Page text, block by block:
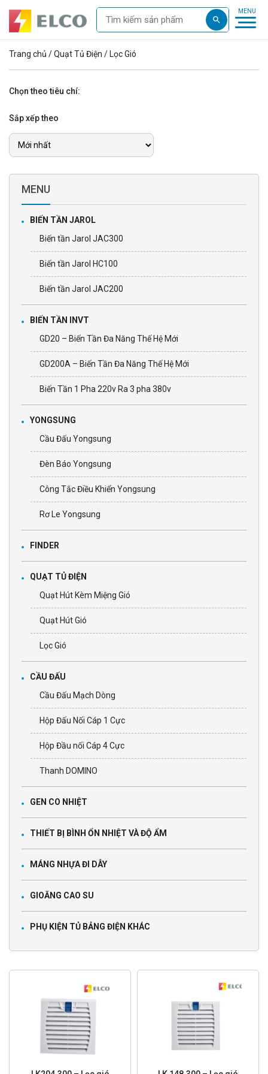
Trang chủ /Quạt Tủ Điện / Lọc Gió
Chọn theo tiêu chí:
Sắp xếp theo
MENU
BIẾN TẦN JAROL
Biến tần Jarol JAC300
Biến tần Jarol HC100
Biến tần Jarol JAC200
BIẾN TẦN INVT
GD20 – Biến Tần Đa Năng Thế Hệ Mới
GD200A – Biến Tần Đa Năng Thế Hệ Mới
Biến Tần 1 Pha 220v Ra 3 pha 380v
YONGSUNG
Cầu Đấu Yongsung
Đèn Báo Yongsung
Công Tắc Điều Khiển Yongsung
Rơ Le Yongsung
FINDER
QUẠT TỦ ĐIỆN
Quạt Hút Kèm Miệng Gió
Quạt Hút Gió
Lọc Gió
CẦU ĐẤU
Cầu Đấu Mạch Dòng
Hộp Đấu Nối Cáp 1 Cực
Hộp Đầu nối Cáp 4 Cực
Thanh DOMINO
GEN CO NHIỆT
THIẾT BỊ BÌNH ỔN NHIỆT VÀ ĐỘ ẨM
MÁNG NHỰA ĐI DÂY
GIOĂNG CAO SU
PHỤ KIỆN TỦ BẢNG ĐIỆN KHÁC